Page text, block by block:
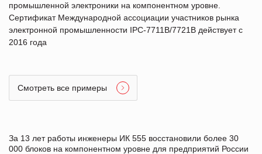
промышленной электроники на компонентном уровне.
Сертификат Международной ассоциации участников рынка
электронной промышленности IPC-7711B/7721B действует с
2016 года
Смотреть все примеры
За 13 лет работы инженеры ИК 555 восстановили более 30
000 блоков на компонентном уровне для предприятий России